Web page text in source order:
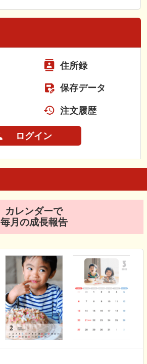
住所録
保存データ
注文履歴
ログイン
カレンダーで
毎月の成長報告